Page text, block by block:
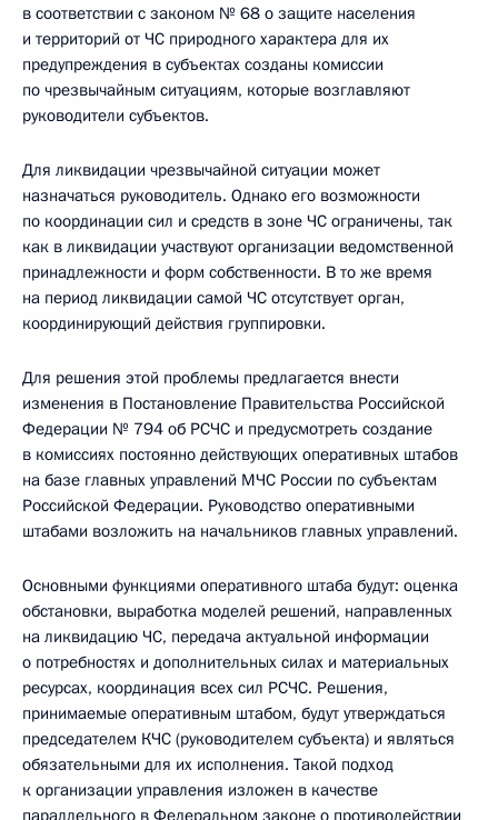
в соответствии с законом № 68 о защите населения
и территорий от ЧС природного характера для их
предупреждения в субъектах созданы комиссии
по чрезвычайным ситуациям, которые возглавляют
руководители субъектов.
Для ликвидации чрезвычайной ситуации может
назначаться руководитель. Однако его возможности
по координации сил и средств в зоне ЧС ограничены, так
как в ликвидации участвуют организации ведомственной
принадлежности и форм собственности. В то же время
на период ликвидации самой ЧС отсутствует орган,
координирующий действия группировки.
Для решения этой проблемы предлагается внести
изменения в Постановление Правительства Российской
Федерации № 794 об РСЧС и предусмотреть создание
в комиссиях постоянно действующих оперативных штабов
на базе главных управлений МЧС России по субъектам
Российской Федерации. Руководство оперативными
штабами возложить на начальников главных управлений.
Основными функциями оперативного штаба будут: оценка
обстановки, выработка моделей решений, направленных
на ликвидацию ЧС, передача актуальной информации
о потребностях и дополнительных силах и материальных
ресурсах, координация всех сил РСЧС. Решения,
принимаемые оперативным штабом, будут утверждаться
председателем КЧС (руководителем субъекта) и являться
обязательными для их исполнения. Такой подход
к организации управления изложен в качестве
параллельного в Федеральном законе о противодействии